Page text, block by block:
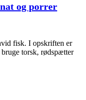
og porrer
fisk. I opskriften er
torsk, rødspætter